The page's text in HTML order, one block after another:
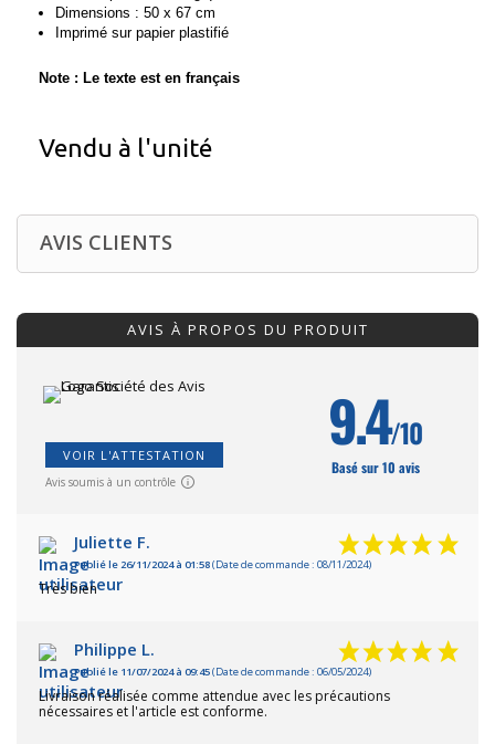
Dimensions : 50 x 67 cm
Imprimé sur papier plastifié
Note : Le texte est en français
Vendu à l'unité
AVIS CLIENTS
AVIS À PROPOS DU PRODUIT
VOIR L'ATTESTATION
Avis soumis à un contrôle
9.4/10
Basé sur 10 avis
Juliette F.
Publié le 26/11/2024 à 01:58(Date de commande : 08/11/2024)
Très bien
Philippe L.
Publié le 11/07/2024 à 09:45(Date de commande : 06/05/2024)
Livraison réalisée comme attendue avec les précautions
nécessaires et l'article est conforme.